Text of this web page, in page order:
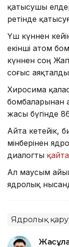
қатысушы
ретінде
Үш күннен
екінші атом
күннен соң
соғыс
Хиросима
бомбаларынан
жасы бүгінде
Айта кетейік,
мінберінен
диалогты
Ал маусым
ядролық
Ядролық қару